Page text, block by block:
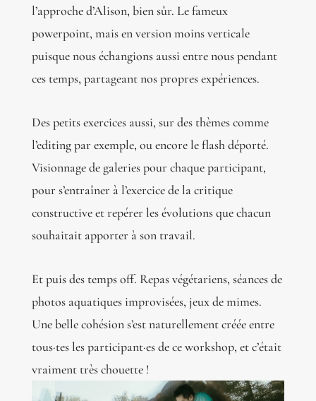
l’approche d’Alison, bien sûr. Le fameux
powerpoint, mais en version moins verticale
puisque nous échangions aussi entre nous pendant
ces temps, partageant nos propres expériences.
Des petits exercices aussi, sur des thèmes comme
l’editing par exemple, ou encore le flash déporté.
Visionnage de galeries pour chaque participant,
pour s’entraîner à l’exercice de la critique
constructive et repérer les évolutions que chacun
souhaitait apporter à son travail.
Et puis des temps off. Repas végétariens, séances de
photos aquatiques improvisées, jeux de mimes.
Une belle cohésion s’est naturellement créée entre
tous·tes les participant·es de ce workshop, et c’était
vraiment très chouette !